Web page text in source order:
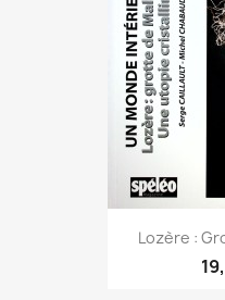
Lozère :